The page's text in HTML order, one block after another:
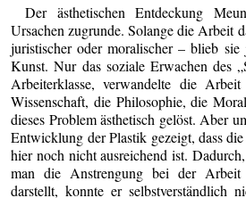
Der ästhetischen Entdeckung
Ursachen zugrunde. Solange die Arbeit
juristischer oder moralischer – blieb sie
Kunst. Nur das soziale Erwachen des
Arbeiterklasse, verwandelte die
Wissenschaft, die Philosophie, die
dieses Problem ästhetisch gelöst. Aber
Entwicklung der Plastik gezeigt, dass
hier noch nicht ausreichend ist.
man die Anstrengung bei der Arbeit
darstellt, konnte er selbstverständlich